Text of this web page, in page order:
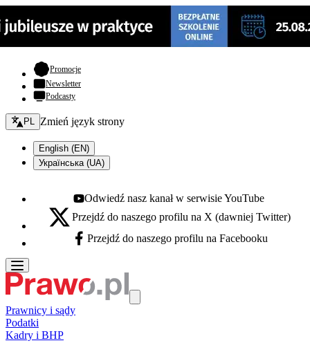
Promocje- otwiera się w nowej karcie
Newsletter
Podcasty
Zmień język - bieżący:
PL Zmień język strony
English (EN)
Українська (UA)
Youtube - otwiera się w nowej karcie
Odwiedź nasz kanał w serwisie YouTube
X - otwiera się w nowej karcie
Przejdź do naszego profilu na X (dawniej Twitter)
Facebook - otwiera się w nowej karcie
Przejdź do naszego profilu na Facebooku
Prawnicy i sądy
Podatki
Kadry i BHP